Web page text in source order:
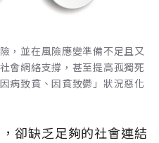
，並在風險應變準備不足且又
會網絡支撐，甚至提高孤獨死
病致貧、因貧致鬱」狀況惡化
卻缺乏足夠的社會連結